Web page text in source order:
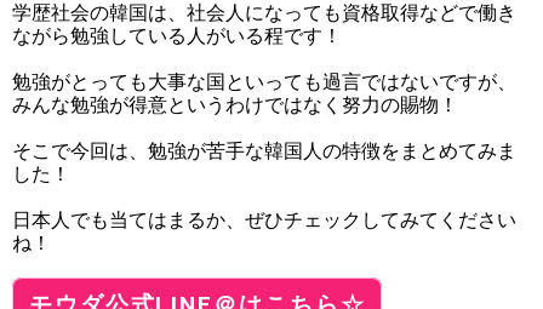
学歴社会の韓国は、社会人になっても資格取得などで働き
ながら勉強している人がいる程です！
勉強がとっても大事な国といっても過言ではないですが、
みんな勉強が得意というわけではなく努力の賜物！
そこで今回は、勉強が苦手な韓国人の特徴をまとめてみま
した！
日本人でも当てはまるか、ぜひチェックしてみてください
ね！